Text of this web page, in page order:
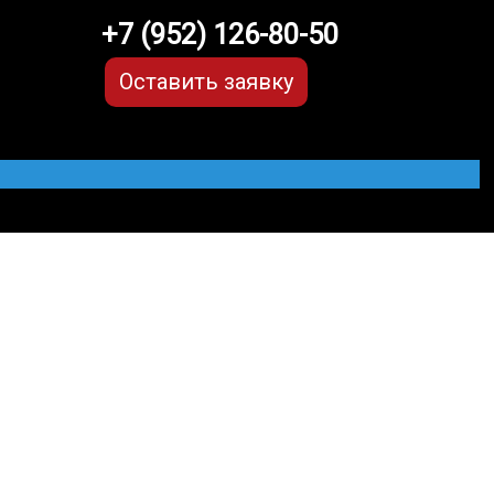
+7 (952) 126-80-50
Оставить заявку